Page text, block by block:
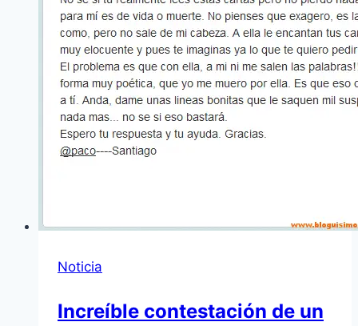
Noticia
Increíble contestación de un